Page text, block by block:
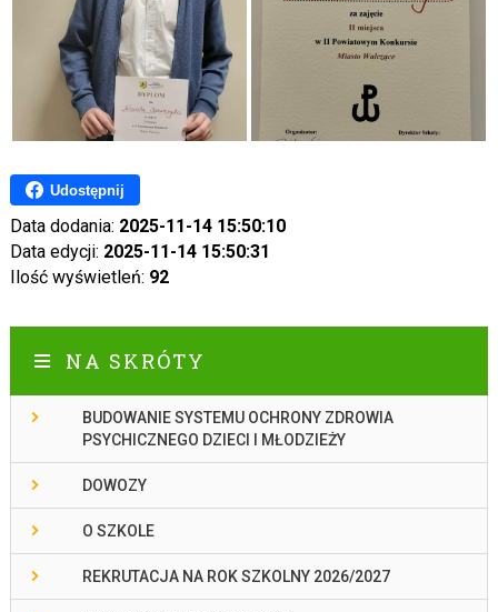
Udostępnij
Data dodania: 2025-11-14 15:50:10
Data edycji: 2025-11-14 15:50:31
Ilość wyświetleń: 92
NA SKRÓTY
BUDOWANIE SYSTEMU OCHRONY ZDROWIA
PSYCHICZNEGO DZIECI I MŁODZIEŻY
DOWOZY
O SZKOLE
REKRUTACJA NA ROK SZKOLNY 2026/2027